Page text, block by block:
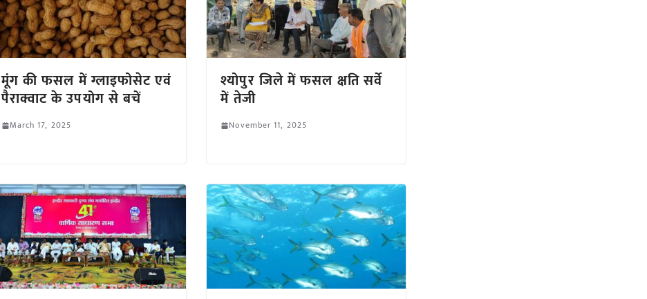
मूंग की फसल में ग्लाइफोसेट एवं
पैराक्वाट के उपयोग से बचें
March 17, 2025
श्योपुर जिले में फसल क्षति सर्वे
में तेजी
November 11, 2025